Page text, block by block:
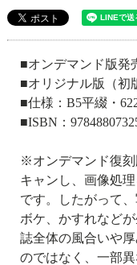
■オンデマンド版発
■オリジナル版（初
■仕様：B5平綴・
■ISBN：
※オンデマンド復刻
キャンし、画像処
です。したがって
ボケ、かすれなど
誌全体の風合いや
のではなく、一部